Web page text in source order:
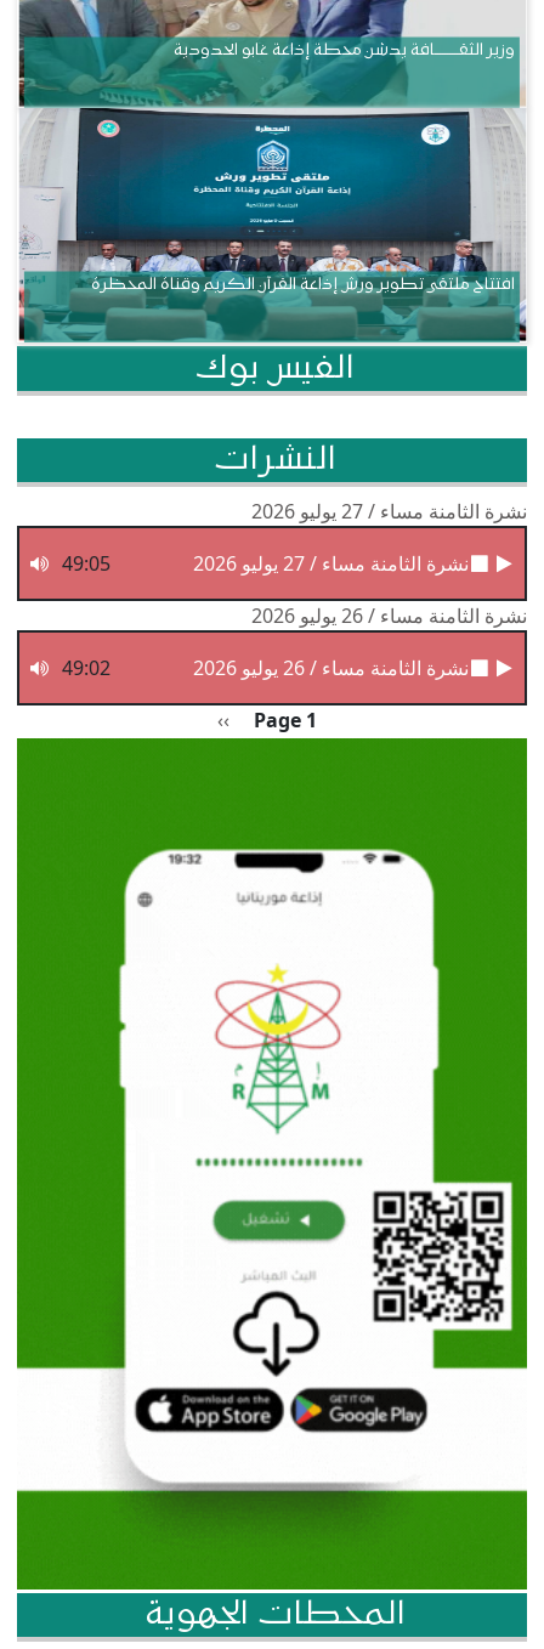
وزير الثقــــــــــافة يدشن محطة إذاعة غابو الحدودية
افتتاح ملتقى تطوير ورش إذاعة القرآن الكريم وقناة المحظرة
الفيس بوك
النشرات
نشرة الثامنة مساء / 27 يوليو 2026
نشرة الثامنة مساء / 27 يوليو 2026
49:05
نشرة الثامنة مساء / 26 يوليو 2026
نشرة الثامنة مساء / 26 يوليو 2026
49:02
Page 1 الصفحة التالية
››
المحطات الجهوية